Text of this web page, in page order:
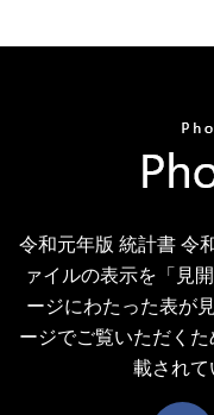
令和元年版 統計書 令
ァイルの表示を「見
ージにわたった表が
ージでご覧いただく
載されて